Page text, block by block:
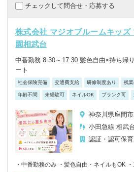
チェックして問合せ・応募する
株式会社 マジオブルームキッズ
園相武台
中番勤務 8:30～17:30 髪色自由×持ち帰
ート
社会保険完備 交通費支給 研修制度あり 残業
年齢不問 未経験可 ネイルOK ブランク可
神奈川県座間
小田急線 相武
認証・認可保
・中番勤務のみ ・髪色自由・ネイルもOK